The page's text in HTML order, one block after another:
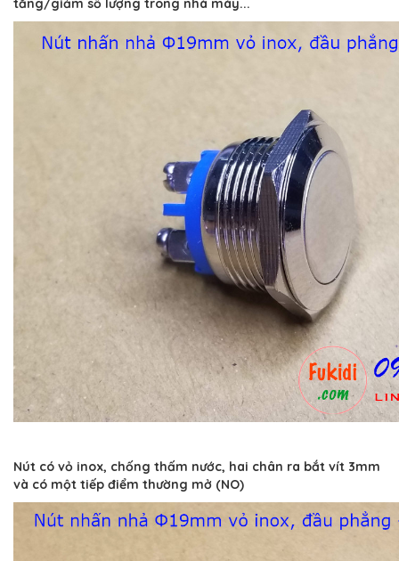
Nút có vỏ inox, chống thấm nước, hai chân ra bắt vít 3mm
và có một tiếp điểm thường mở (NO)